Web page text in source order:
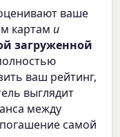
ваше
картам и
загруженной
ваш рейтинг,
выглядит
между
самой